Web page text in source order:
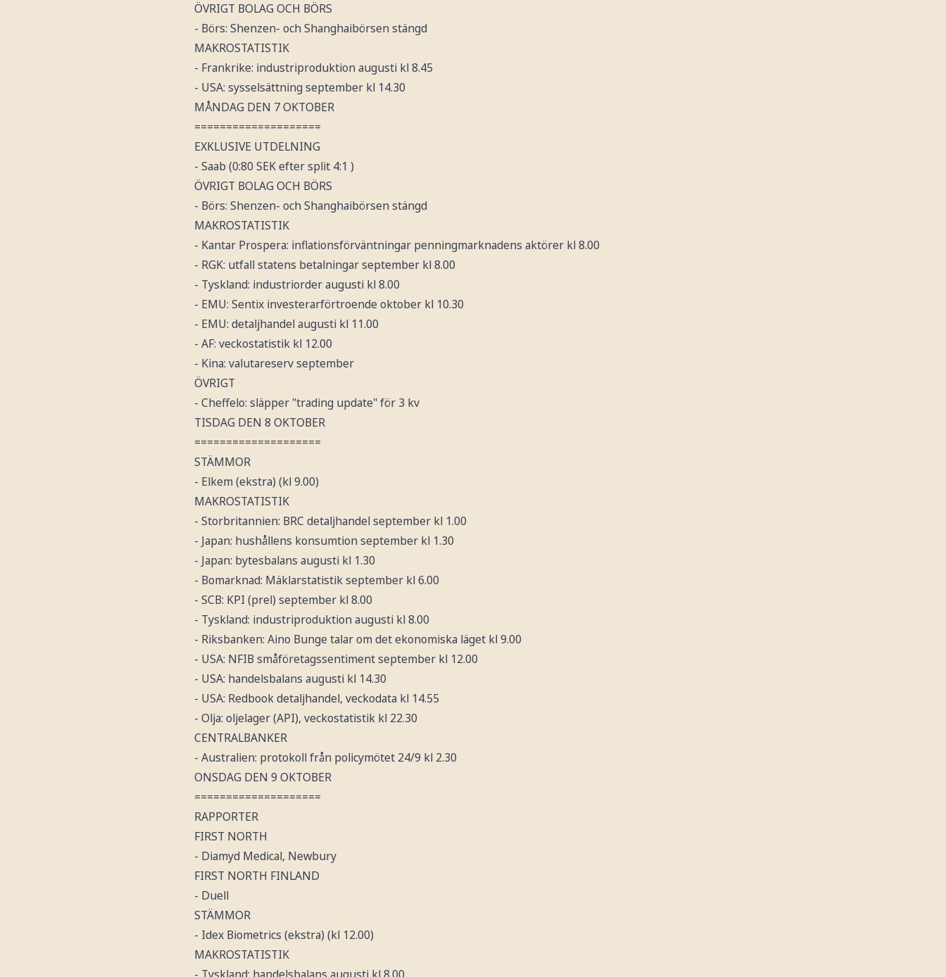
ÖVRIGT BOLAG OCH BÖRS
- Börs: Shenzen- och Shanghaibörsen stängd
MAKROSTATISTIK
- Frankrike: industriproduktion augusti kl 8.45
- USA: sysselsättning september kl 14.30
MÅNDAG DEN 7 OKTOBER
====================
EXKLUSIVE UTDELNING
- Saab (0:80 SEK efter split 4:1 )
ÖVRIGT BOLAG OCH BÖRS
- Börs: Shenzen- och Shanghaibörsen stängd
MAKROSTATISTIK
- Kantar Prospera: inflationsförväntningar penningmarknadens aktörer kl 8.00
- RGK: utfall statens betalningar september kl 8.00
- Tyskland: industriorder augusti kl 8.00
- EMU: Sentix investerarförtroende oktober kl 10.30
- EMU: detaljhandel augusti kl 11.00
- AF: veckostatistik kl 12.00
- Kina: valutareserv september
ÖVRIGT
- Cheffelo: släpper "trading update" för 3 kv
TISDAG DEN 8 OKTOBER
====================
STÄMMOR
- Elkem (ekstra) (kl 9.00)
MAKROSTATISTIK
- Storbritannien: BRC detaljhandel september kl 1.00
- Japan: hushållens konsumtion september kl 1.30
- Japan: bytesbalans augusti kl 1.30
- Bomarknad: Mäklarstatistik september kl 6.00
- SCB: KPI (prel) september kl 8.00
- Tyskland: industriproduktion augusti kl 8.00
- Riksbanken: Aino Bunge talar om det ekonomiska läget kl 9.00
- USA: NFIB småföretagssentiment september kl 12.00
- USA: handelsbalans augusti kl 14.30
- USA: Redbook detaljhandel, veckodata kl 14.55
- Olja: oljelager (API), veckostatistik kl 22.30
CENTRALBANKER
- Australien: protokoll från policymötet 24/9 kl 2.30
ONSDAG DEN 9 OKTOBER
====================
RAPPORTER
FIRST NORTH
- Diamyd Medical, Newbury
FIRST NORTH FINLAND
- Duell
STÄMMOR
- Idex Biometrics (ekstra) (kl 12.00)
MAKROSTATISTIK